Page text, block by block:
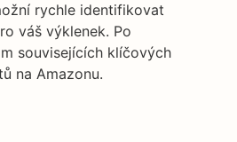
rychle identifikovat
váš výklenek. Po
souvisejících klíčových
na Amazonu.